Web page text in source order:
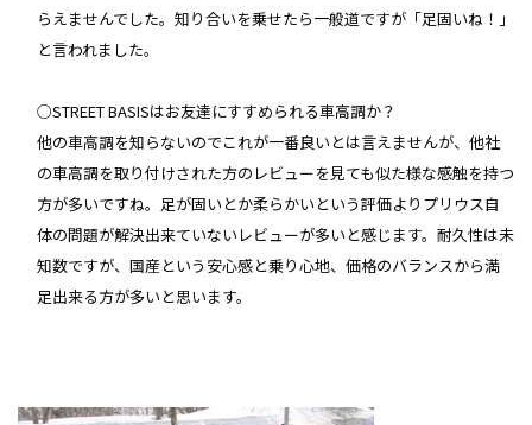
らえませんでした。知り合いを乗せたら一般道ですが「足固いね！」
と言われました。
○STREET BASISはお友達にすすめられる車高調か？
他の車高調を知らないのでこれが一番良いとは言えませんが、他社
の車高調を取り付けされた方のレビューを見ても似た様な感触を持つ
方が多いですね。足が固いとか柔らかいという評価よりプリウス自
体の問題が解決出来ていないレビューが多いと感じます。耐久性は未
知数ですが、国産という安心感と乗り心地、価格のバランスから満
足出来る方が多いと思います。